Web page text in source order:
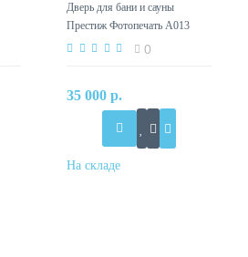
Дверь для бани и сауны
Престиж Фотопечать А013
0
35 000 р.